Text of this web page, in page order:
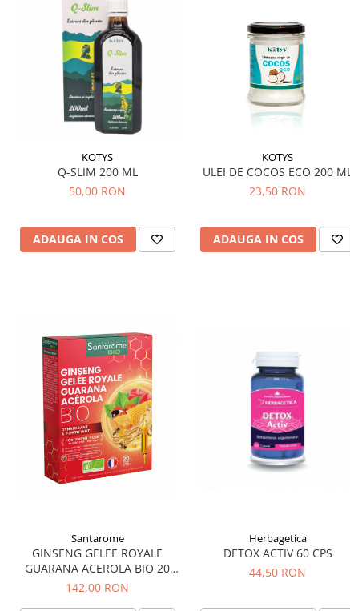
KOTYS
Q-SLIM 200 ML
50,00 RON
ADAUGA IN COS
KOTYS
ULEI DE COCOS ECO 200 ML
23,50 RON
ADAUGA IN COS
Santarome
GINSENG GELEE ROYALE
GUARANA ACEROLA BIO 20
FIOLE
142,00 RON
Herbagetica
DETOX ACTIV 60 CPS
44,50 RON